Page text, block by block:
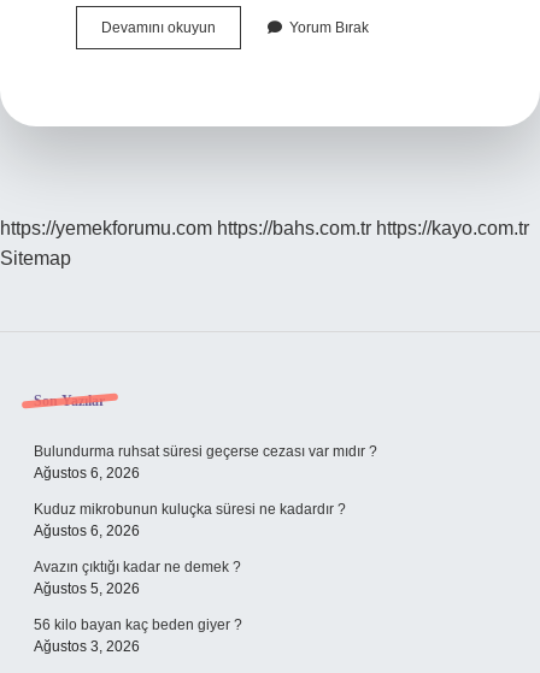
Devamını okuyun Kavitasyon
Korozyonu
Yorum Bırak
https://yemekforumu.com https://bahs.com.tr https://kayo.com.tr
Sitemap
Sidebar
Son Yazılar
Bulundurma ruhsat süresi geçerse cezası var mıdır ?
Ağustos 6, 2026
Kuduz mikrobunun kuluçka süresi ne kadardır ?
Ağustos 6, 2026
Avazın çıktığı kadar ne demek ?
Ağustos 5, 2026
56 kilo bayan kaç beden giyer ?
Ağustos 3, 2026